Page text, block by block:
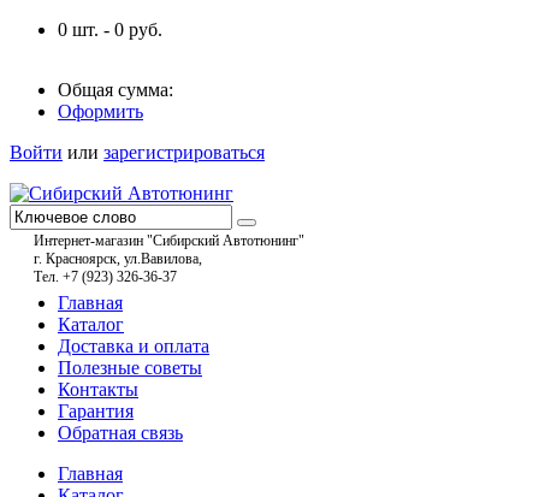
0 шт. - 0 руб.
Общая сумма:
Оформить
Войти или зарегистрироваться
Интернет-магазин "Сибирский Автотюнинг"
г. Красноярск, ул.Вавилова,
Тел. +7 (923) 326-36-37
Главная
Каталог
Доставка и оплата
Полезные советы
Контакты
Гарантия
Обратная связь
Главная